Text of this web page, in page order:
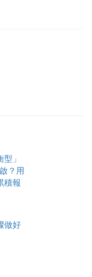
」
？用
積報
做好